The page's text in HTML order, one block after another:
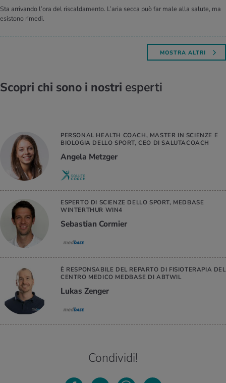
Sta arrivando l’ora del riscaldamento. L’aria secca può far male alla salute, ma
esistono rimedi.
MOSTRA ALTRI
Scopri chi sono i nostri esperti
PERSONAL HEALTH COACH, MASTER IN SCIENZE E
BIOLOGIA DELLO SPORT, CEO DI SALUTACOACH
Angela Metzger
ESPERTO DI SCIENZE DELLO SPORT, MEDBASE
WINTERTHUR WIN4
Sebastian Cormier
È RESPONSABILE DEL REPARTO DI FISIOTERAPIA DEL
CENTRO MEDICO MEDBASE DI ABTWIL
Lukas Zenger
Condividi!